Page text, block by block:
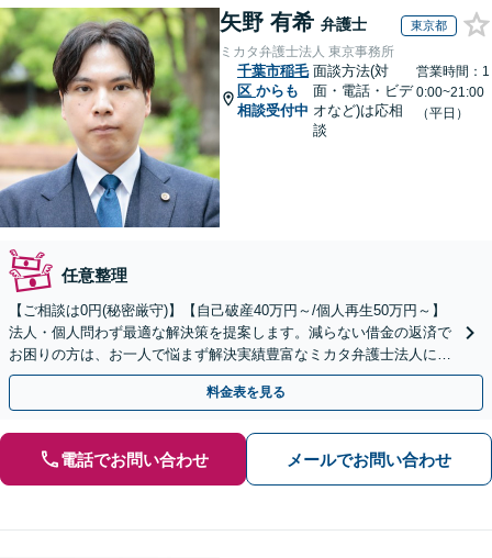
矢野 有希 弁護士 東京都
ミカタ弁護士法人 東京事務所
千葉市稲毛
区 からも
相談受付中
面談方法(対
面・電話・ビデ
オなど)は応相
談
営業時間：1
0:00~21:00
（平日）
任意整理
【ご相談は0円(秘密厳守)】【自己破産40万円～/個人再生50万円～】
法人・個人問わず最適な解決策を提案します。減らない借金の返済で
お困りの方は、お一人で悩まず解決実績豊富なミカタ弁護士法人にご
相談ください。
料金表を見る
電話でお問い合わせ メールでお問い合わせ